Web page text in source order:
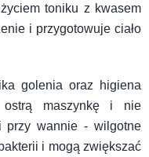
toniku z kwasem
i przygotowuje ciało
golenia oraz higiena
ostrą maszynkę i nie
przy wannie - wilgotne
i mogą zwiększać